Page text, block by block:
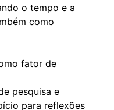
o tempo e a
como
fator de
pesquisa e
para reflexões